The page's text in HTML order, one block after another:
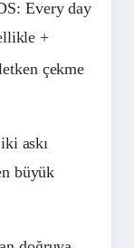
Every day
+
çekme
askı
büyük